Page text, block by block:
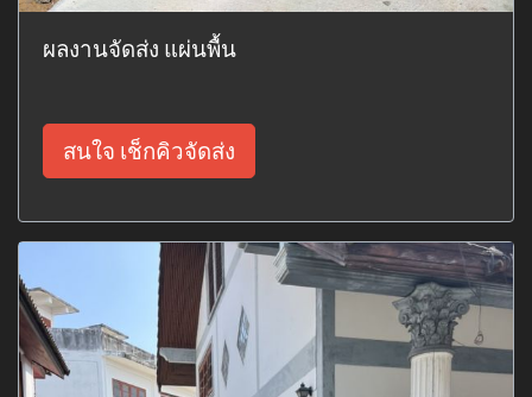
ผลงานจัดส่ง แผ่นพื้น
สนใจ เช็กคิวจัดส่ง